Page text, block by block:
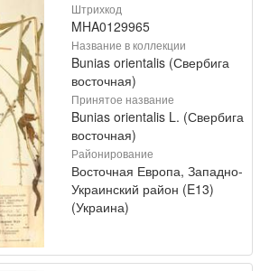
Штрихкод
MHA0129965
Название в коллекции
Bunias orientalis (Свербига
восточная)
Принятое название
Bunias orientalis L. (Свербига
восточная)
Районирование
Восточная Европа, Западно-
Украинский район (E13)
(Украина)